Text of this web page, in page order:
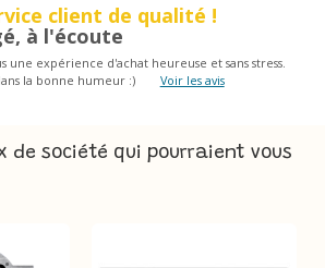
client de qualité !
à l'écoute
une expérience d'achat heureuse et sans stress.
la bonne humeur :)
Voir les avis
de société qui pourraient vous